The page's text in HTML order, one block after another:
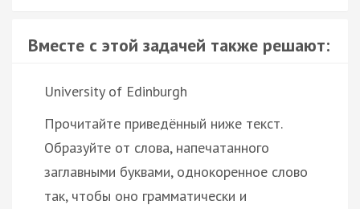
Вместе с этой задачей также решают:
University of Edinburgh
Прочитайте приведённый ниже текст.
Образуйте от слова, напечатанного
заглавными буквами, однокоренное слово
так, чтобы оно грамматически и